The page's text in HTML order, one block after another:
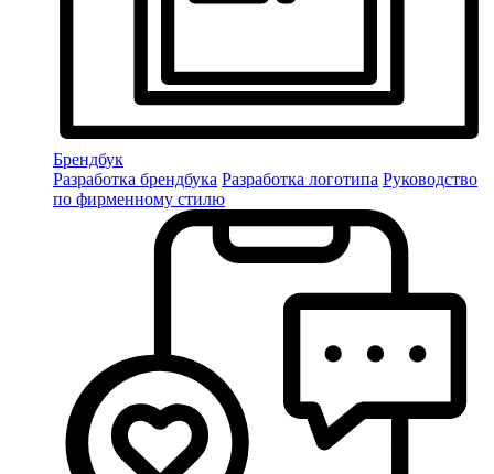
Брендбук
Разработка брендбука Разработка логотипа Руководство
по фирменному стилю